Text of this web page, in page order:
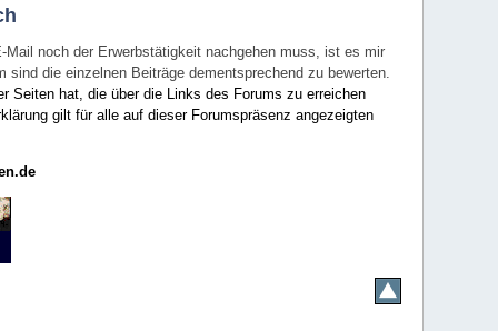
noch der Erwerbstätigkeit nachgehen muss, ist es mir
die einzelnen Beiträge dementsprechend zu bewerten.
Seiten hat, die über die Links des Forums zu erreichen
gilt für alle auf dieser Forumspräsenz angezeigten